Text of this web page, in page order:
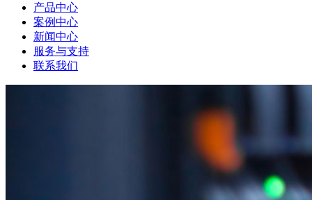
产品中心
案例中心
新闻中心
服务与支持
联系我们